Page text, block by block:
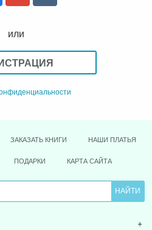
или
ЗАКАЗАТЬ КНИГИ НАШИ ПЛАТЬЯ
ПОДАРКИ КАРТА САЙТА